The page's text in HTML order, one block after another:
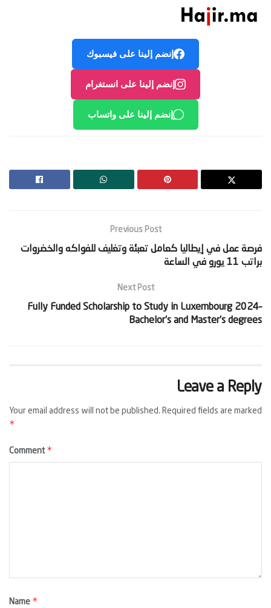
إنضم إلينا على فيسبوك
إنضم إلينا على انستغرام
إنضم إلينا على واتساب
Previous Post
‫فرصة عمل في إيطاليا كعامل تعبئة وتغليف للفواكه والخضروات
براتب 11 يورو في الساعة‬
Next Post
Fully Funded Scholarship to Study in Luxembourg 2024–
Bachelor’s and Master’s degrees
Leave a Reply
Your email address will not be published. Required fields are marked
*
Comment *
Name *